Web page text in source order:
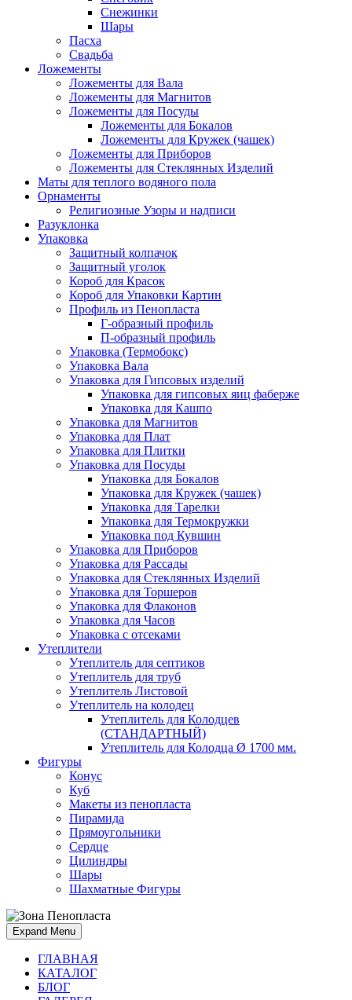
Снежинки
Шары
Пасха
Свадьба
Ложементы
Ложементы для Вала
Ложементы для Магнитов
Ложементы для Посуды
Ложементы для Бокалов
Ложементы для Кружек (чашек)
Ложементы для Приборов
Ложементы для Стеклянных Изделий
Маты для теплого водяного пола
Орнаменты
Религиозные Узоры и надписи
Разуклонка
Упаковка
Защитный колпачок
Защитный уголок
Короб для Красок
Короб для Упаковки Картин
Профиль из Пенопласта
Г-образный профиль
П-образный профиль
Упаковка (Термобокс)
Упаковка Вала
Упаковка для Гипсовых изделий
Упаковка для гипсовых яиц фаберже
Упаковка для Кашпо
Упаковка для Магнитов
Упаковка для Плат
Упаковка для Плитки
Упаковка для Посуды
Упаковка для Бокалов
Упаковка для Кружек (чашек)
Упаковка для Тарелки
Упаковка для Термокружки
Упаковка под Кувшин
Упаковка для Приборов
Упаковка для Рассады
Упаковка для Стеклянных Изделий
Упаковка для Торшеров
Упаковка для Флаконов
Упаковка для Часов
Упаковка с отсеками
Утеплители
Утеплитель для септиков
Утеплитель для труб
Утеплитель Листовой
Утеплитель на колодец
Утeплитель для Колодцев
(СТАНДАРТНЫЙ)
Утеплитель для Колодца Ø 1700 мм.
Фигуры
Конус
Куб
Макеты из пенопласта
Пирамида
Прямоугольники
Сердце
Цилиндры
Шары
Шахматные Фигуры
Expand Menu
ГЛАВНАЯ
КАТАЛОГ
БЛОГ